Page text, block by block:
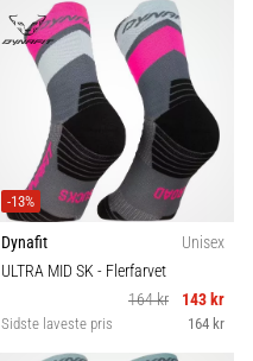
-13%
Dynafit
Unisex
ULTRA MID SK- Flerfarvet
164 kr
143 kr
Sidste laveste pris 164 kr